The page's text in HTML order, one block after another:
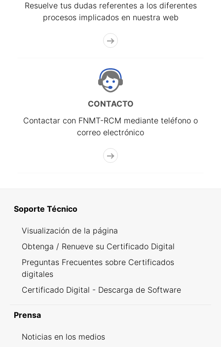
Resuelve tus dudas referentes a los diferentes
procesos implicados en nuestra web
CONTACTO
Contactar con FNMT-RCM mediante teléfono o
correo electrónico
Soporte Técnico
Visualización de la página
Obtenga / Renueve su Certificado Digital
Preguntas Frecuentes sobre Certificados
digitales
Certificado Digital - Descarga de Software
Prensa
Noticias en los medios